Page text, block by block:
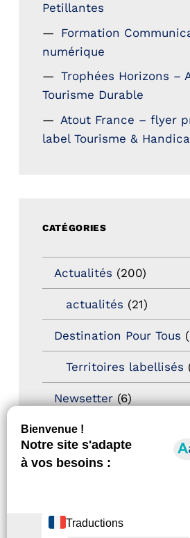
Petillantes
Formation
numérique
Trophées Horizons –
Tourisme Durable
Atout France – flyer
label Tourisme &
CATÉGORIES
Actualités (200)
actualités (21)
Destination Pour Tous
Territoires labellisés
Newsetter(6)
Newsletter pro
Nos Actions
Formation